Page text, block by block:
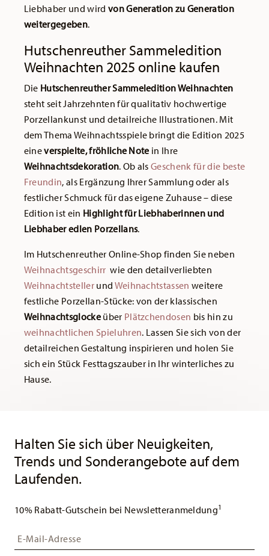
Liebhaber und wird von Generation zu Generation
weitergegeben.
Hutschenreuther Sammeledition
Weihnachten 2025 online kaufen
Die Hutschenreuther Sammeledition Weihnachten
steht seit Jahrzehnten für qualitativ hochwertige
Porzellankunst und detailreiche Illustrationen. Mit
dem Thema Weihnachtsspiele bringt die Edition 2025
eineverspielte, fröhliche Note in Ihre
Weihnachtsdekoration. Ob alsGeschenk für die beste
Freundin, als Ergänzung Ihrer Sammlung oder als
festlicher Schmuck für das eigene Zuhause – diese
Edition ist ein Highlight für Liebhaberinnen und
Liebhaber edlen Porzellans.
Im Hutschenreuther Online-Shop finden Sie neben
Weihnachtsgeschirr wie den detailverliebten
Weihnachtstellerund Weihnachtstassen weitere
festliche Porzellan-Stücke: von der klassischen
Weihnachtsglockeüber Plätzchendosen bis hin zu
weihnachtlichen Spieluhren. Lassen Sie sich von der
detailreichen Gestaltung inspirieren und holen Sie
sich ein Stück Festtagszauber in Ihr winterliches zu
Hause.
Halten Sie sich über Neuigkeiten,
Trends und Sonderangebote auf dem
Laufenden.
10% Rabatt-Gutschein bei Newsletteranmeldung1